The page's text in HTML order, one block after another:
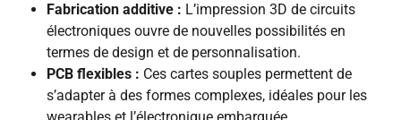
Fabrication additive : L’impression 3D de circuits
électroniques ouvre de nouvelles possibilités en
termes de design et de personnalisation.
PCB flexibles : Ces cartes souples permettent de
s’adapter à des formes complexes, idéales pour les